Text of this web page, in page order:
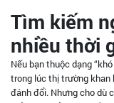
Tìm kiếm
nhiều thời
Nếu bạn thuộc dạng
trong lúc thị trường khan
đánh đổi. Nhưng cho dù